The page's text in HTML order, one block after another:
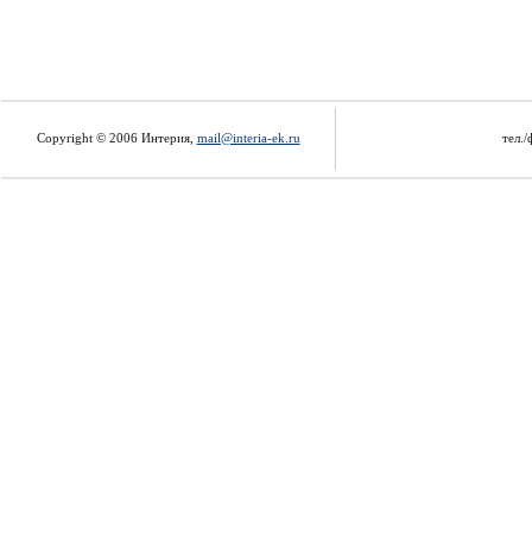
Copyright © 2006 Интерия, mail@interia-ek.ru